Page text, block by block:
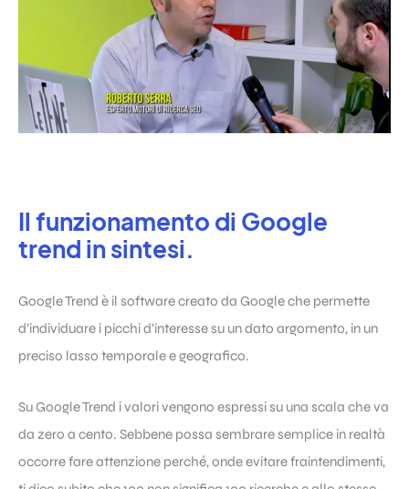
Il funzionamento di Google
trend in sintesi.
Google Trend è il software creato da Googleche permette
d’individuare i picchi d’interesse su un dato argomento, in un
preciso lasso temporale e geografico.
Su Google Trend i valori vengono espressi su una scala che va
da zero a cento. Sebbene possa sembrare semplice in realtà
occorre fare attenzione perché, onde evitare fraintendimenti,